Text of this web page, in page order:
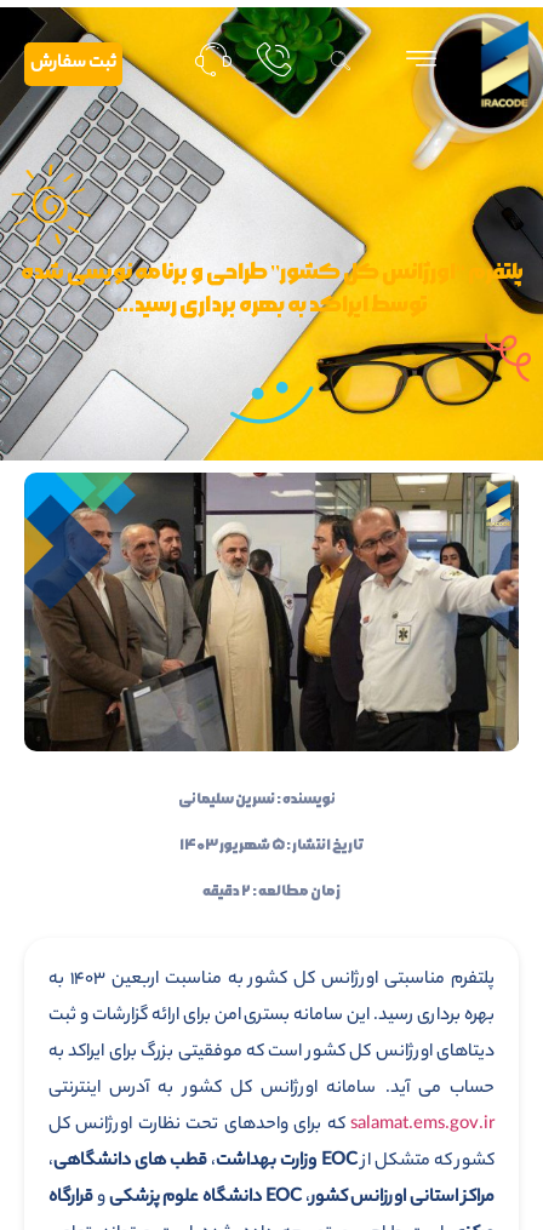
ثبت سفارش
پلتفرم “اورژانس کل کشور” طراحی و برنامه نویسی شده
توسط ایراکد به بهره برداری رسید…
نویسنده :نسرین سلیمانی
تاریخ انتشار : ۵ شهریور ۱۴۰۳
زمان مطالعه : ۲ دقیقه
پلتفرم مناسبتی اورژانس کل کشور به مناسبت اربعین ۱۴۰۳ به
بهره برداری رسید. این سامانه بستری امن برای ارائه گزارشات و ثبت
دیتاهای اورژانس کل کشور است که موفقیتی بزرگ برای ایراکد به
حساب می آید. سامانه اورژانس کل کشور به آدرس اینترنتی
salamat.ems.gov.irکه برای واحدهای تحت نظارت اورژانس کل
کشور که متشکل ازEOC وزارت بهداشت ،قطب های دانشگاهی،
مراکز استانی اورزانس کشور،EOC دانشگاه علوم پزشکی وقرارگاه